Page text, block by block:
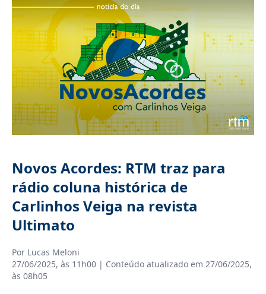
Novos Acordes: RTM traz para
rádio coluna histórica de
Carlinhos Veiga na revista
Ultimato
Por Lucas Meloni
27/06/2025, às 11h00 | Conteúdo atualizado em 27/06/2025,
às 08h05